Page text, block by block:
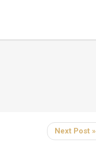
Next Post »